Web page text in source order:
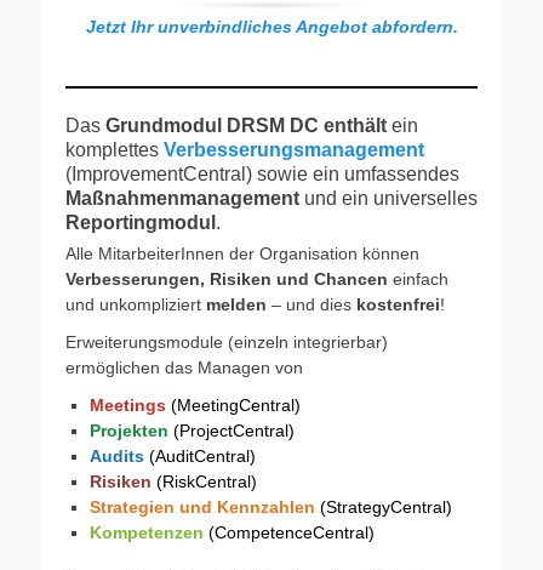
Jetzt Ihr unverbindliches Angebot abfordern.
Das Grundmodul DRSM DC enthält ein
komplettes Verbesserungsmanagement
(ImprovementCentral) sowie ein umfassendes
Maßnahmenmanagement und ein universelles
Reportingmodul .
Alle MitarbeiterInnen der Organisation können
Verbesserungen, Risiken und Chancen einfach
und unkompliziert melden – und dies kostenfrei!
Erweiterungsmodule (einzeln integrierbar)
ermöglichen das Managen von
Meetings (MeetingCentral)
Projekten (ProjectCentral)
Audits (AuditCentral)
Risiken (RiskCentral)
Strategien und Kennzahlen (StrategyCentral)
Kompetenzen (CompetenceCentral)